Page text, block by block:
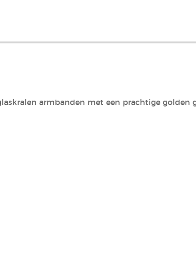
armbanden met een prachtige golden